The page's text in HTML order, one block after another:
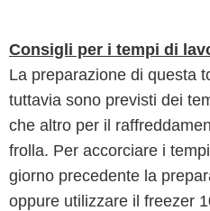
Consigli per i tempi di
La preparazione di questa
tuttavia sono previsti dei
che altro per il
frolla. Per accorciare i
giorno precedente la
oppure utilizzare il freezer